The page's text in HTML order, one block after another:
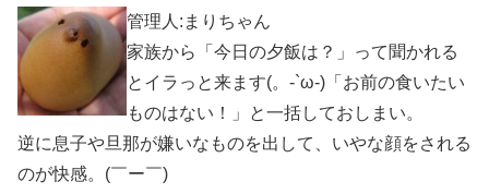
管理人:まりちゃん
家族から「今日の夕飯は？」って聞かれる
とイラっと来ます(。-`ω-)「お前の食いたい
ものはない！」と一括しておしまい。
逆に息子や旦那が嫌いなものを出して、いやな顔をされる
のが快感。(￣ー￣)